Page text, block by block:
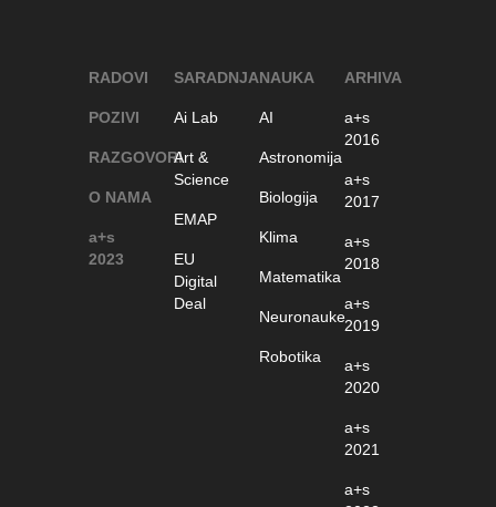
RADOVI
POZIVI
RAZGOVORI
O NAMA
a+s
2023
SARADNJA
Ai Lab
Art &
Science
EMAP
EU
Digital
Deal
NAUKA
AI
Astronomija
Biologija
Klima
Matematika
Neuronauke
Robotika
ARHIVA
a+s
2016
a+s
2017
a+s
2018
a+s
2019
a+s
2020
a+s
2021
a+s